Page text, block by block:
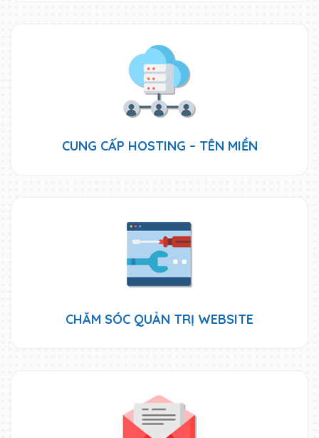
CUNG CẤP HOSTING – TÊN MIỀN
CHĂM SÓC QUẢN TRỊ WEBSITE